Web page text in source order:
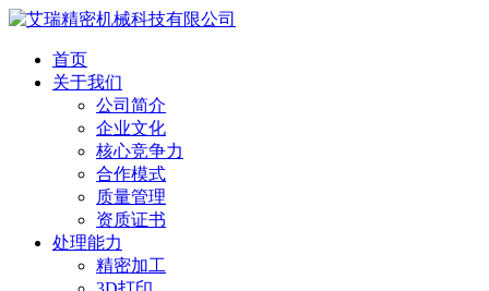
首页
关于我们
公司简介
企业文化
核心竞争力
合作模式
质量管理
资质证书
处理能力
精密加工